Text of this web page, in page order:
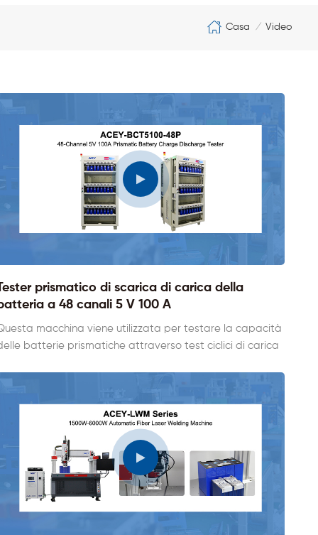
Casa / Video
prismatico di scarica di carica della
a 48 canali 5 V 100 A
macchina viene utilizzata per testare la capacità
batterie prismatiche attraverso test ciclici di carica
celle contemporaneamente. Utilizza un modulo di
a 0,5° e dispone di una funzione di feedback per il
risparmio energetico. Sono disponibili due dispositivi per
celle che supportano la personalizzazione di celle di
dimensioni.